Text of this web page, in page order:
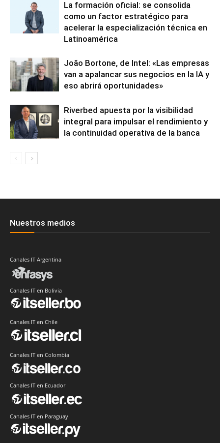
La formación oficial: se consolida
como un factor estratégico para
acelerar la especialización técnica en
Latinoamérica
João Bortone, de Intel: «Las empresas
van a apalancar sus negocios en la IA y
eso abrirá oportunidades»
Riverbed apuesta por la visibilidad
integral para impulsar el rendimiento y
la continuidad operativa de la banca
Nuestros medios
Canales IT Argentina
Canales IT en Bolivia
Canales IT en Chile
Canales IT en Colombia
Canales IT en Ecuador
Canales IT en Paraguay